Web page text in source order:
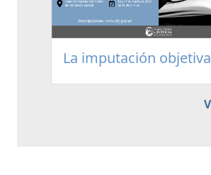
La imputación objetiva